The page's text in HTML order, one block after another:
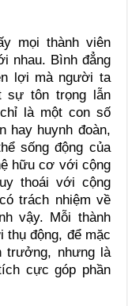
mọi thành viên
nhau. Bình đẳng
lợi mà người ta
sự tôn trọng lẫn
là một con số
hay huynh đoàn,
sống động của
hữu cơ với cộng
thoái với cộng
trách nhiệm về
vậy. Mỗi thành
thụ động, để mặc
trưởng, nhưng là
cực góp phần